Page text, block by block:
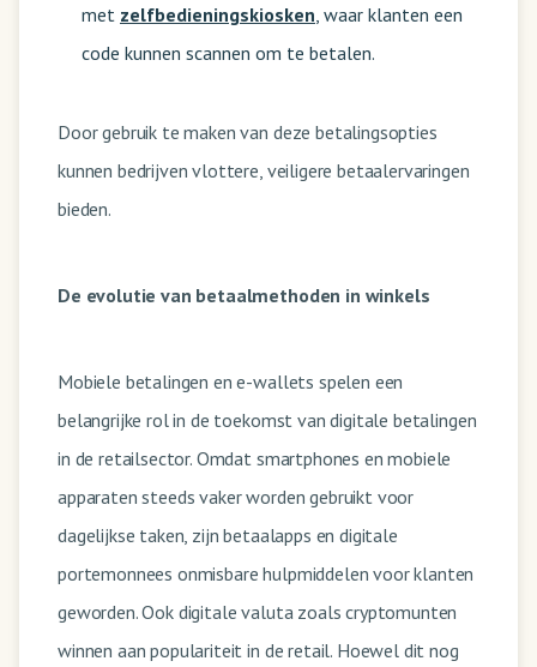
met zelfbedieningskiosken , waar klanten een
code kunnen scannen om te betalen.
Door gebruik te maken van deze betalingsopties
kunnen bedrijven vlottere, veiligere betaalervaringen
bieden.
De evolutie van betaalmethoden in winkels
Mobiele betalingen en e-wallets spelen een
belangrijke rol in de toekomst van digitale betalingen
in de retailsector. Omdat smartphones en mobiele
apparaten steeds vaker worden gebruikt voor
dagelijkse taken, zijn betaalapps en digitale
portemonnees onmisbare hulpmiddelen voor klanten
geworden. Ook digitale valuta zoals cryptomunten
winnen aan populariteit in de retail. Hoewel dit nog